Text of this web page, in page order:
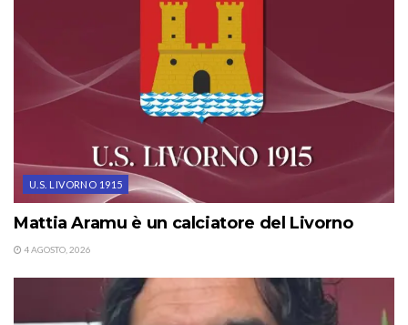
U.S. LIVORNO 1915
Mattia Aramu è un calciatore del Livorno
4 AGOSTO, 2026